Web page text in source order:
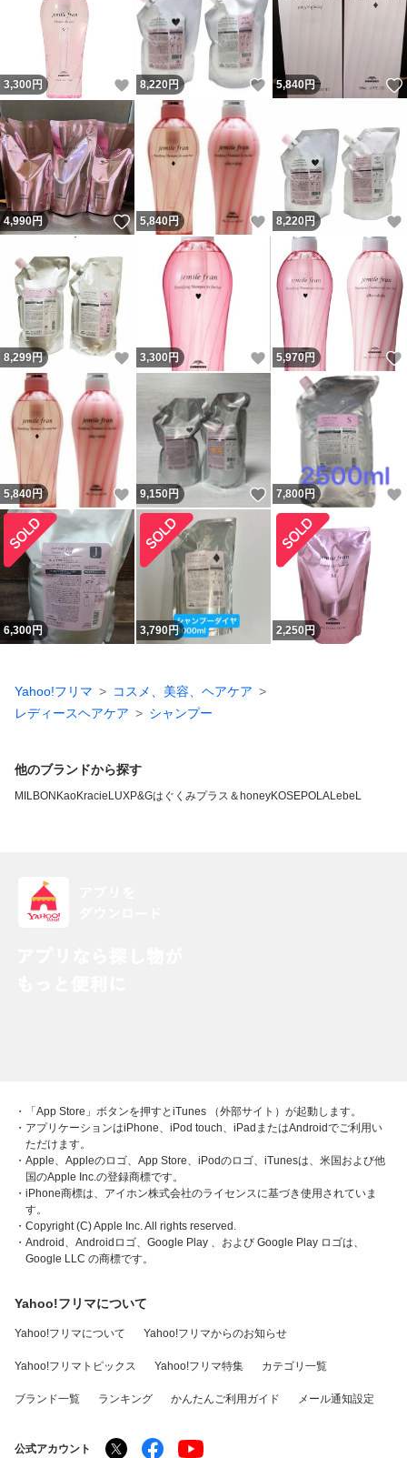
3,300 円 いいね！
8,220円 いいね！
5,840円
4,990円 いいね！
5,840円 いいね！
8,220円
8,299円 いいね！
3,300 円 いいね！
5,970円
5,840円 いいね！
9,150円 いいね！
7,800円
6,300円 3,790円 2,250 円
Yahoo!フリマ
コスメ、美容、ヘアケア
レディースヘアケア
シャンプー
他のブランドから探す
MILBON KaoKracie LUXP&Gはぐくみプラス ＆honeyKOSEPOLALebeL
・「App Store」ボタンを押すとiTunes （外部サイト）が起動します。
・アプリケーションはiPhone、iPod touch、iPadまたはAndroidでご利用い
ただけます。
・Apple、Appleのロゴ、App Store、iPodのロゴ、iTunesは、米国および他
国のApple Inc.の登録商標です。
・iPhone商標は、アイホン株式会社のライセンスに基づき使用されていま
す。
・Copyright (C) Apple Inc. All rights reserved.
・Android、Androidロゴ、Google Play 、および Google Play ロゴは、
Google LLC の商標です。
Yahoo!フリマについて
Yahoo!フリマについて Yahoo!フリマからのお知らせ
Yahoo!フリマトピックス Yahoo!フリマ特集 カテゴリ一覧
ブランド一覧 ランキング かんたんご利用ガイド メール通知設定
公式アカウント